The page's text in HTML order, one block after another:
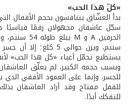
«كلّ هذا الحب»
بدأ العشّاق يتنافسون بحجم الأقفال
سجّل عاشقان مجهولان رقمًا قياسيًا
سنتم، ويزن حوالى 5
وبسبب حجمه الكبير، لم يعلّق
للجسر، وإنما على العمود الأفقي الذي
للقفل مفتاح وقد أراد العاشقان
للتفكك أبدًا.